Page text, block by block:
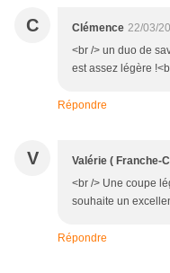
C Clémence 22/03/
<br /> un duo de
est assez légère
Répondre
V Valérie ( Franche-
<br /> Une coupe
souhaite un
Répondre